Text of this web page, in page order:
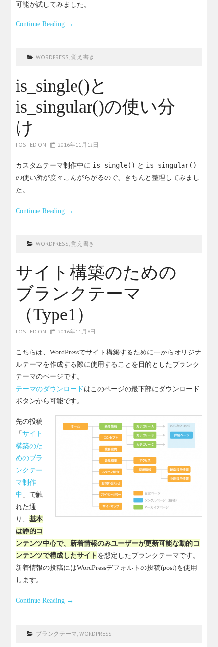
可能か試してみました。
Continue Reading →
WORDPRESS,覚え書き
is_single()と
is_singular()の使い分
け
POSTED ON 2016年11月12日
カスタムテーマ制作中に is_single() と is_singular()
の使い所が度々こんがらがるので、きちんと整理してみまし
た。
Continue Reading →
WORDPRESS ,覚え書き
サイト構築のための
ブランクテーマ
（Type1）
POSTED ON 2016年11月8日
こちらは、WordPressでサイト構築するために一からオリジナ
ルテーマを作成する際に使用することを目的としたブランク
テーマのページです。
テーマのダウンロードはこのページの最下部にダウンロード
ボタンから可能です。
先の投稿
「サイト
構築のた
めのブラ
ンクテー
マ制作
中 」で触
れた通
り、基本
は静的コ
ンテンツ中心で、新着情報のみユーザーが更新可能な動的コ
ンテンツで構成したサイトを想定したブランクテーマです。
新着情報の投稿にはWordPressデフォルトの投稿(post)を使用
します。
Continue Reading →
ブランクテーマ ,WORDPRESS